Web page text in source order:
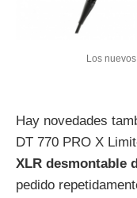
Los
Hay novedades
DT 770 PRO X
XLR desmontable
pedido